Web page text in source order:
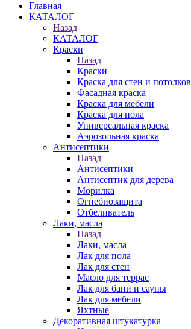
Главная
КАТАЛОГ
Назад
КАТАЛОГ
Краски
Назад
Краски
Краска для стен и потолков
Фасадная краска
Краска для мебели
Краска для пола
Универсальная краска
Аэрозольная краска
Антисептики
Назад
Антисептики
Антисептик для дерева
Морилка
Огнебиозащита
Отбеливатель
Лаки, масла
Назад
Лаки, масла
Лак для пола
Лак для стен
Масло для террас
Лак для бани и сауны
Лак для мебели
Яхтные
Декоративная штукатурка